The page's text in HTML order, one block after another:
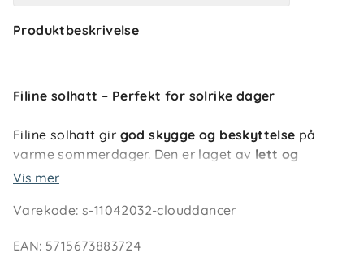
Produktbeskrivelse
Filine solhatt – Perfekt for solrike dager
Filine solhatt gir god skygge og beskyttelse på
varme sommerdager. Den er laget av lett og
pustende vevd stoff
Rysjedetaljene gir etlekent og søtt uttrykk
Vis mer
Varekode:s-11042032-clouddancer
EAN: 5715673883724